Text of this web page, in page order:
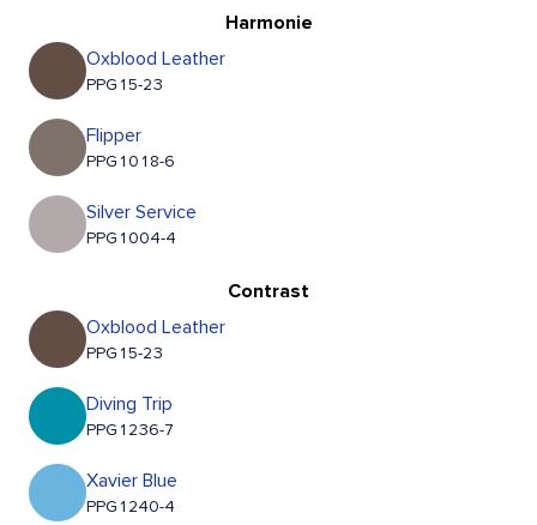
Harmonie
Oxblood Leather
PPG15-23
Flipper
PPG1018-6
Silver Service
PPG1004-4
Contrast
Oxblood Leather
PPG15-23
Diving Trip
PPG1236-7
Xavier Blue
PPG1240-4